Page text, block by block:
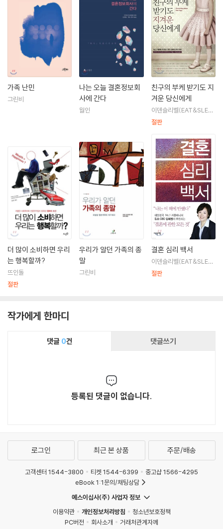
가족 난민
그린비
나는 오늘 결혼정보회
사에 간다
월인
친구의 부케 받기도 지
겨운 당신에게
이덴슬리벨(EAT&SLEEP
WELL)
절판
더 많이 소비하면 우리
는 행복할까?
뜨인돌
절판
우리가 알던 가족의 종
말
그린비
결혼 심리 백서
이덴슬리벨(EAT&SLEEP
WELL)
절판
작가에게 한마디
댓글 0건 댓글쓰기
등록된 댓글이 없습니다.
로그인 최근 본 상품 주문/배송
고객센터 1544-3800 티켓 1544-6399
중고샵 1566-4295
eBook 1:1문의/채팅상담
예스이십사(주) 사업자 정보
이용약관
개인정보처리방침
청소년보호정책
PC버전
회사소개
거래처관계자께